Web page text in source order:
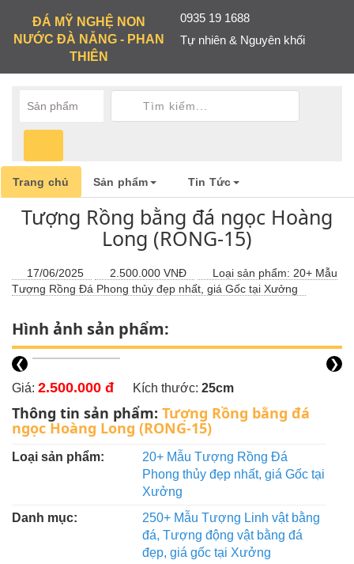
ĐÁ MỸ NGHỆ NON
NƯỚC ĐÀ NẴNG - PHAN
THIÊN
0935 19 1688
Tự nhiên & Nguyên khối
Trang chủ Sản phẩm Tin Tức
Tượng Rồng bằng đá ngọc Hoàng
Long (RONG-15)
17/06/2025 2.500.000 VNĐ Loại sản phẩm: 20+ Mẫu
Tượng Rồng Đá Phong thủy đẹp nhất, giá Gốc tại Xưởng
Hình ảnh sản phẩm:
❮
❯
Giá: 2.500.000 đ Kích thước: 25cm
Thông tin sản phẩm: Tượng Rồng bằng đá
ngọc Hoàng Long (RONG-15)
Loại sản phẩm:
20+ Mẫu Tượng Rồng Đá
Phong thủy đẹp nhất, giá Gốc tại
Xưởng
Danh mục:
250+ Mẫu Tượng Linh vật bằng
đá, Tượng động vật bằng đá
đẹp, giá gốc tại Xưởng